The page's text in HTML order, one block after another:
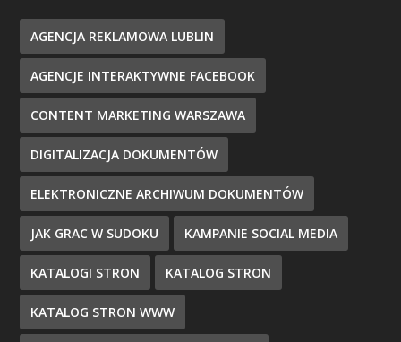
AGENCJA REKLAMOWA LUBLIN
AGENCJE INTERAKTYWNE FACEBOOK
CONTENT MARKETING WARSZAWA
DIGITALIZACJA DOKUMENTÓW
ELEKTRONICZNE ARCHIWUM DOKUMENTÓW
JAK GRAC W SUDOKU KAMPANIE SOCIAL MEDIA
KATALOGI STRON KATALOG STRON
KATALOG STRON WWW